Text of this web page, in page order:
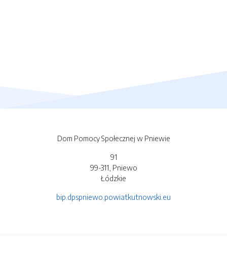
Dom Pomocy Społecznej w Pniewie
91
99-311, Pniewo
Łódzkie
bip.dpspniewo.powiatkutnowski.eu